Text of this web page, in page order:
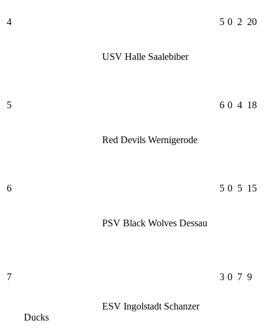
4
USV Halle Saalebiber
5 0 2 20
5
Red Devils Wernigerode
6 0 4 18
6
PSV Black Wolves Dessau
5 0 5 15
7
ESV Ingolstadt Schanzer
Ducks
3 0 7 9